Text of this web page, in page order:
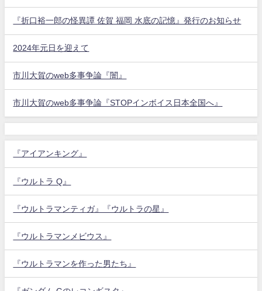
『折口裕一郎の怪異譚 佐賀 福岡 水底の記憶』発行のお知らせ
2024年元日を迎えて
市川大賀のweb多事争論『闇』
市川大賀のweb多事争論『STOPインボイス日本全国へ』
『アイアンキング』
『ウルトラ Q』
『ウルトラマンティガ』『ウルトラの星』
『ウルトラマンメビウス』
『ウルトラマンを作った男たち』